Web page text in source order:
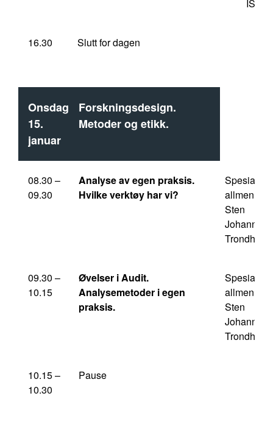
ISM/
16.30 Slutt for dagen
Onsdag
15.
januar
Forskningsdesign.
Metoder og etikk.
08.30 –
09.30
Analyse av egen praksis.
Hvilke verktøy har vi?
Spesialist i
Sten
Trondheim
09.30 –
10.15
Øvelser i Audit.
Analysemetoder i egen
praksis.
Spesialist i
Sten
Trondheim
10.15 –
10.30
Pause